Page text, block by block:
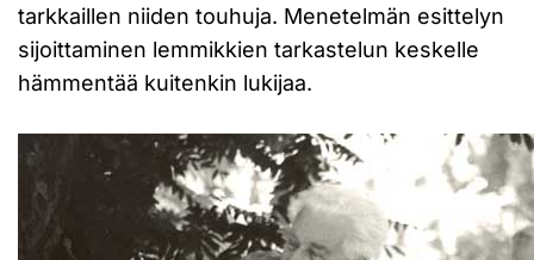
tarkkaillen niiden touhuja. Menetelmän esittelyn
sijoittaminen lemmikkien tarkastelun keskelle
hämmentää kuitenkin lukijaa.